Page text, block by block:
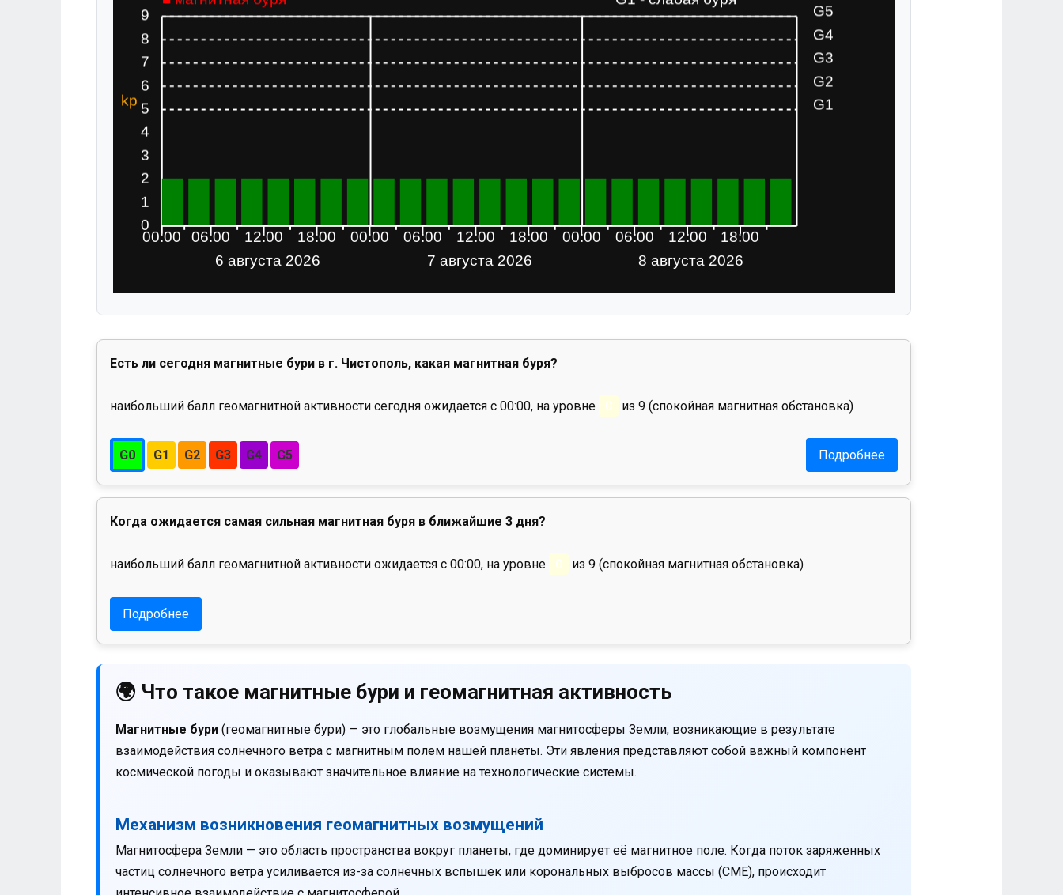
Есть ли сегодня магнитные бури в г. Чистополь, какая магнитная буря?
наибольший балл геомагнитной активности сегодня ожидается с 00:00, на уровне 0 из 9 (спокойная магнитная обстановка)
G0 G1 G2 G3 G4 G5 Подробнее
Когда ожидается самая сильная магнитная буря в ближайшие 3 дня?
наибольший балл геомагнитной активности ожидается с 00:00, на уровне 0 из 9 (спокойная магнитная обстановка)
Подробнее
🌍 Что такое магнитные бури и геомагнитная активность
Магнитные бури (геомагнитные бури) — это глобальные возмущения магнитосферы Земли, возникающие в результате
взаимодействия солнечного ветра с магнитным полем нашей планеты. Эти явления представляют собой важный компонент
космической погоды и оказывают значительное влияние на технологические системы.
Механизм возникновения геомагнитных возмущений
Магнитосфера Земли — это область пространства вокруг планеты, где доминирует её магнитное поле. Когда поток заряженных
частиц солнечного ветра усиливается из-за солнечных вспышек или корональных выбросов массы (CME), происходит